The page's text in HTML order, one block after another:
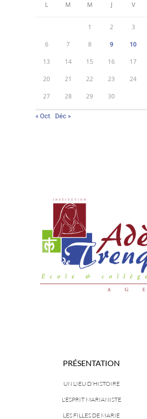
L M M J V
1 2 3
6 7 8 9 10
13 14 15 16 17
20 21 22 23 24
27 28 29 30
« Oct Déc »
PRÉSENTATION
UN LIEU D'HISTOIRE
L'ESPRIT MARIANISTE
LES FILLES DE MARIE